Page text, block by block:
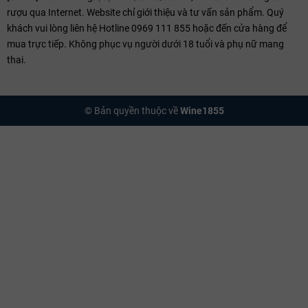
rượu qua Internet. Website chỉ giới thiệu và tư vấn sản phẩm. Quý
khách vui lòng liên hệ Hotline 0969 111 855 hoặc đến cửa hàng để
mua trực tiếp. Không phục vụ người dưới 18 tuổi và phụ nữ mang
thai.
© Bản quyền thuộc vềWine1855